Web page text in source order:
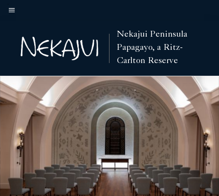
Skip
content
Nekajui Peninsula
Papagayo, a Ritz-
Carlton Reserve